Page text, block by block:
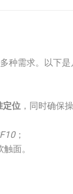
种需求。以下是
定位 ，同时确保
；
面。